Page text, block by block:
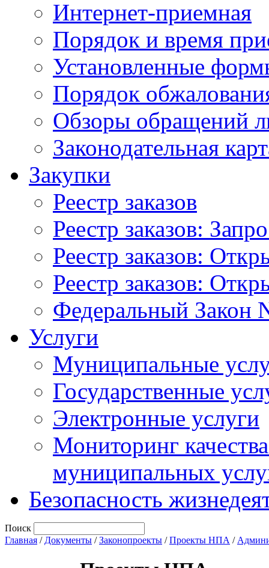
Интернет-приемная
Порядок и время
Установленные
Порядок
Обзоры обращений
Законодательная
Закупки
Реестр заказов
Реестр заказов:
Реестр заказов:
Реестр заказов:
Федеральный Закон
Услуги
Муниципальные
Государственные
Электронные услуги
Мониторинг
муниципальных
Безопасность
Поиск
Главная / Документы /Законопроекты /Проекты НПА /